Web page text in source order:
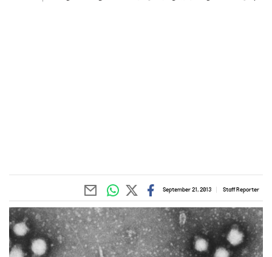
Staff Reporter
September 21, 2013